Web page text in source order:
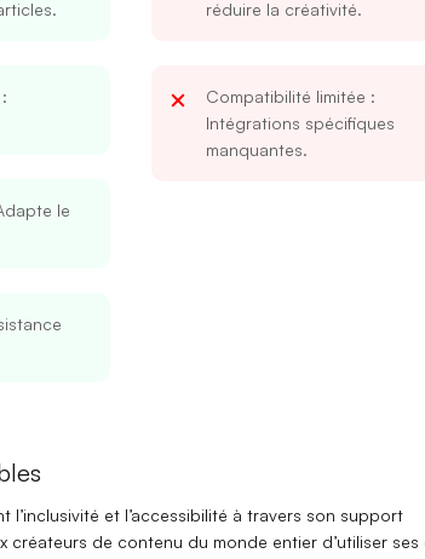
:
le
réduire la créativité.
Compatibilité limitée :
Intégrations spécifiques
manquantes.
l’inclusivité et l’accessibilité à travers son support
créateurs de contenu du monde entier d’utiliser ses